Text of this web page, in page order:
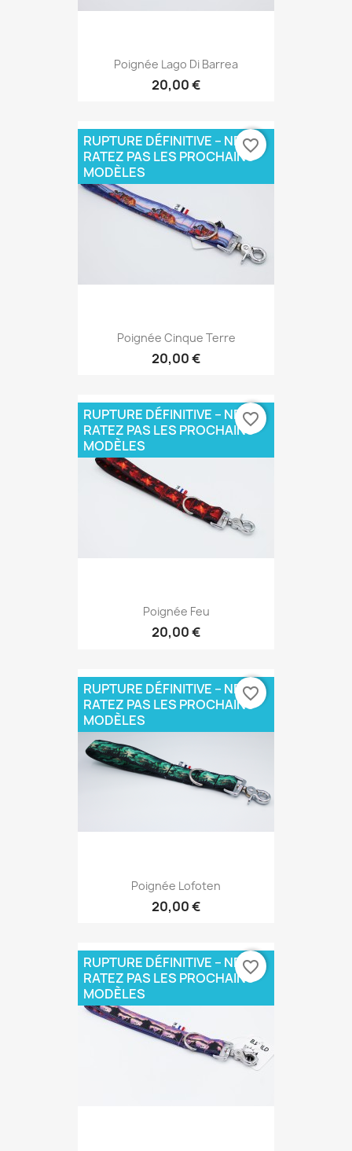
Poignée Lago Di Barrea
20,00 €
Poignée Cinque Terre
20,00 €
RUPTURE DÉFINITIVE – NE
RATEZ PAS LES PROCHAINS
MODÈLES
favorite_border
Poignée Feu
20,00 €
RUPTURE DÉFINITIVE – NE
RATEZ PAS LES PROCHAINS
MODÈLES
favorite_border
Poignée Lofoten
20,00 €
RUPTURE DÉFINITIVE – NE
RATEZ PAS LES PROCHAINS
MODÈLES
favorite_border
RUPTURE DÉFINITIVE – NE
RATEZ PAS LES PROCHAINS
MODÈLES
favorite_border